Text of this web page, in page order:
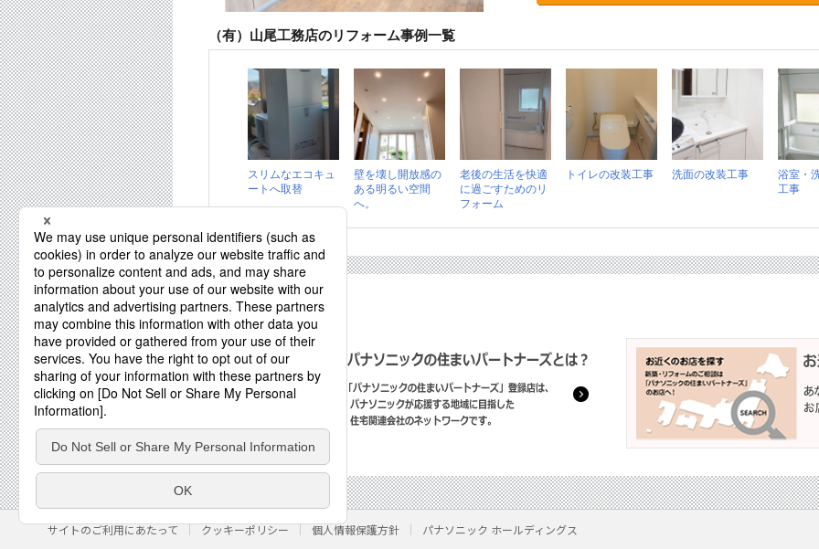
（有）山尾工務店のリフォーム事例一覧
スリムなエコキュ
ートへ取替
壁を壊し開放感の
ある明るい空間
へ。
老後の生活を快適
に過ごすためのリ
フォーム
トイレの改装工事 洗面の改装工事
浴室・
工事
近くのお店を探す
サイトのご利用にあたって クッキーポリシー 個人情報保護方針
パナソニック ホールディングス